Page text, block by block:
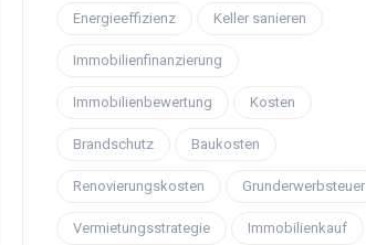
Energieeffizienz Keller sanieren
Immobilienfinanzierung
Immobilienbewertung Kosten
Brandschutz Baukosten
Renovierungskosten Grunderwerbsteuer
Vermietungsstrategie Immobilienkauf